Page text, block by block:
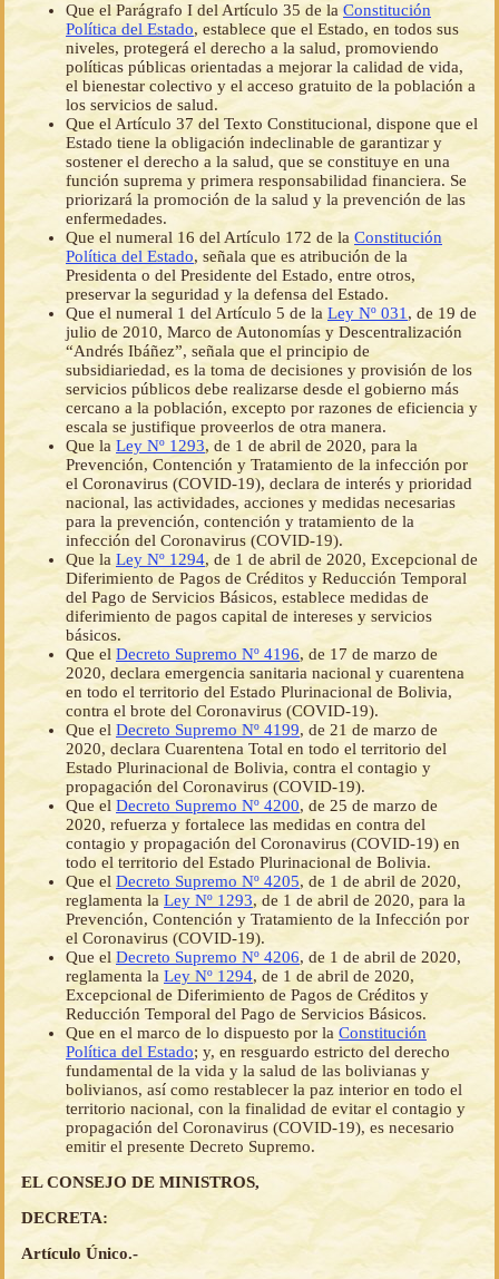
Que el Parágrafo I del Artículo 35 de la Constitución
Política del Estado, establece que el Estado, en todos sus
niveles, protegerá el derecho a la salud, promoviendo
políticas públicas orientadas a mejorar la calidad de vida,
el bienestar colectivo y el acceso gratuito de la población a
los servicios de salud.
Que el Artículo 37 del Texto Constitucional, dispone que el
Estado tiene la obligación indeclinable de garantizar y
sostener el derecho a la salud, que se constituye en una
función suprema y primera responsabilidad financiera. Se
priorizará la promoción de la salud y la prevención de las
enfermedades.
Que el numeral 16 del Artículo 172 de la Constitución
Política del Estado, señala que es atribución de la
Presidenta o del Presidente del Estado, entre otros,
preservar la seguridad y la defensa del Estado.
Que el numeral 1 del Artículo 5 de la Ley Nº 031 , de 19 de
julio de 2010, Marco de Autonomías y Descentralización
“Andrés Ibáñez”, señala que el principio de
subsidiariedad, es la toma de decisiones y provisión de los
servicios públicos debe realizarse desde el gobierno más
cercano a la población, excepto por razones de eficiencia y
escala se justifique proveerlos de otra manera.
Que la Ley Nº 1293, de 1 de abril de 2020, para la
Prevención, Contención y Tratamiento de la infección por
el Coronavirus (COVID-19), declara de interés y prioridad
nacional, las actividades, acciones y medidas necesarias
para la prevención, contención y tratamiento de la
infección del Coronavirus (COVID-19).
Que la Ley Nº 1294, de 1 de abril de 2020, Excepcional de
Diferimiento de Pagos de Créditos y Reducción Temporal
del Pago de Servicios Básicos, establece medidas de
diferimiento de pagos capital de intereses y servicios
básicos.
Que el Decreto Supremo Nº 4196, de 17 de marzo de
2020, declara emergencia sanitaria nacional y cuarentena
en todo el territorio del Estado Plurinacional de Bolivia,
contra el brote del Coronavirus (COVID-19).
Que el Decreto Supremo Nº 4199, de 21 de marzo de
2020, declara Cuarentena Total en todo el territorio del
Estado Plurinacional de Bolivia, contra el contagio y
propagación del Coronavirus (COVID-19).
Que el Decreto Supremo Nº 4200, de 25 de marzo de
2020, refuerza y fortalece las medidas en contra del
contagio y propagación del Coronavirus (COVID-19) en
todo el territorio del Estado Plurinacional de Bolivia.
Que el Decreto Supremo Nº 4205, de 1 de abril de 2020,
reglamenta la Ley Nº 1293, de 1 de abril de 2020, para la
Prevención, Contención y Tratamiento de la Infección por
el Coronavirus (COVID-19).
Que el Decreto Supremo Nº 4206, de 1 de abril de 2020,
reglamenta la Ley Nº 1294, de 1 de abril de 2020,
Excepcional de Diferimiento de Pagos de Créditos y
Reducción Temporal del Pago de Servicios Básicos.
Que en el marco de lo dispuesto por la Constitución
Política del Estado; y, en resguardo estricto del derecho
fundamental de la vida y la salud de las bolivianas y
bolivianos, así como restablecer la paz interior en todo el
territorio nacional, con la finalidad de evitar el contagio y
propagación del Coronavirus (COVID-19), es necesario
emitir el presente Decreto Supremo.
EL CONSEJO DE MINISTROS,
DECRETA:
Artículo Único.-